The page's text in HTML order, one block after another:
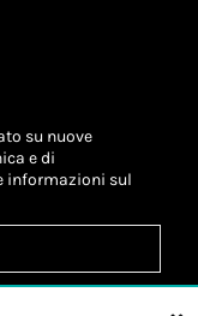
su nuove
e di
informazioni sul